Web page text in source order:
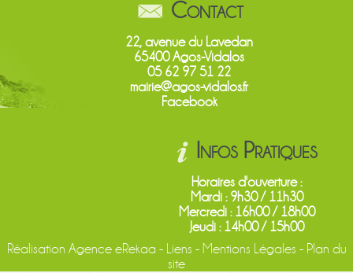
Contact
22, avenue du Lavedan
65400 Agos-Vidalos
05 62 97 51 22
mairie@agos-vidalos.fr
Facebook
Infos Pratiques
Horaires d'ouverture :
Mardi : 9h30 / 11h30
Mercredi : 16h00 / 18h00
Jeudi : 14h00 / 15h00
Réalisation Agence eRekaa - Liens - Mentions Légales - Plan du
site